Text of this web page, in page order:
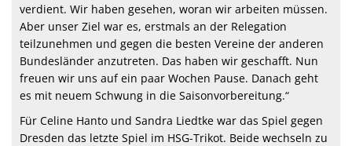
verdient. Wir haben gesehen, woran wir arbeiten müssen.
Aber unser Ziel war es, erstmals an der Relegation
teilzunehmen und gegen die besten Vereine der anderen
Bundesländer anzutreten. Das haben wir geschafft. Nun
freuen wir uns auf ein paar Wochen Pause. Danach geht
es mit neuem Schwung in die Saisonvorbereitung.“
Für Celine Hanto und Sandra Liedtke war das Spiel gegen
Dresden das letzte Spiel im HSG-Trikot. Beide wechseln zu